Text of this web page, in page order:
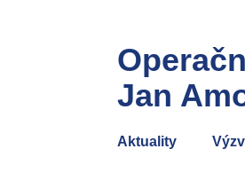
Jan
Aktuality